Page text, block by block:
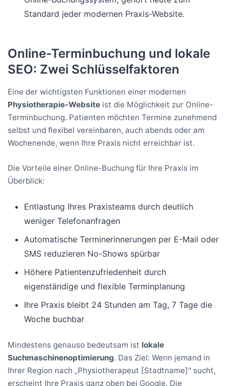
Standard jeder modernen Praxis-Website.
Online-Terminbuchung und lokale
SEO: Zwei Schlüsselfaktoren
Eine der wichtigsten Funktionen einer modernen
Physiotherapie-Website ist die Möglichkeit zur Online-
Terminbuchung. Patienten möchten Termine zunehmend
selbst und flexibel vereinbaren, auch abends oder am
Wochenende, wenn Ihre Praxis nicht erreichbar ist.
Die Vorteile einer Online-Buchung für Ihre Praxis im
Überblick:
Entlastung Ihres Praxisteams durch deutlich
weniger Telefonanfragen
Automatische Terminerinnerungen per E-Mail oder
SMS reduzieren No-Shows spürbar
Höhere Patientenzufriedenheit durch
eigenständige und flexible Terminplanung
Ihre Praxis bleibt 24 Stunden am Tag, 7 Tage die
Woche buchbar
Mindestens genauso bedeutsam ist lokale
Suchmaschinenoptimierung. Das Ziel: Wenn jemand in
Ihrer Region nach „Physiotherapeut [Stadtname]" sucht,
erscheint Ihre Praxis ganz oben bei Google. Die